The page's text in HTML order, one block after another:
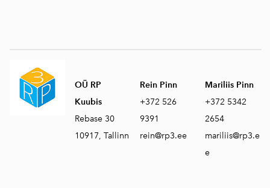
OÜ RP
Kuubis
Rebase 30
10917, Tallinn
Rein Pinn
+372 526
9391
rein@rp3.ee
Mariliis Pinn
+372 5342
2654
mariliis@rp3.e
e